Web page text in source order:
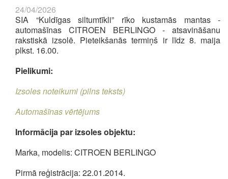
24/04/2026
SIA “Kuldīgas siltumtīkli” rīko kustamās mantas -
automašīnas CITROEN BERLINGO - atsavināšanu
rakstiskā izsolē. Pieteikšanās termiņš ir līdz 8. maija
plkst. 16.00.
Pielikumi:
Izsoles noteikumi (pilns teksts)
Automašīnas vērtējums
Informācija par izsoles objektu:
Marka, modelis: CITROEN BERLINGO
Pirmā reģistrācija: 22.01.2014.